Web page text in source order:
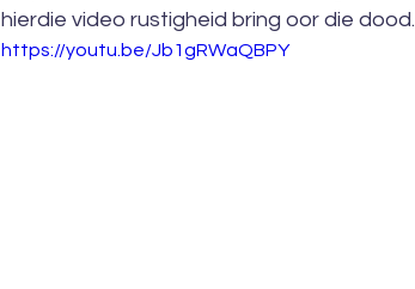
hierdie video rustigheid bring oor die dood.
https://youtu.be/Jb1gRWaQBPY